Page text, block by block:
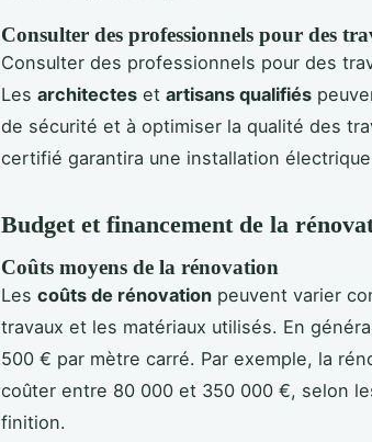
Consulter des professionnels pour des
Consulter des professionnels pour des
Les architectes et artisans qualifiés
de sécurité et à optimiser la qualité des
certifié garantira une installation
Budget et financement de la
Coûts moyens de la rénovation
Les coûts de rénovation peuvent varier
travaux et les matériaux utilisés. En
500 € par mètre carré. Par exemple, la
coûter entre 80 000 et 350 000 €, selon
finition.